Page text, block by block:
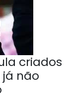
criados
não